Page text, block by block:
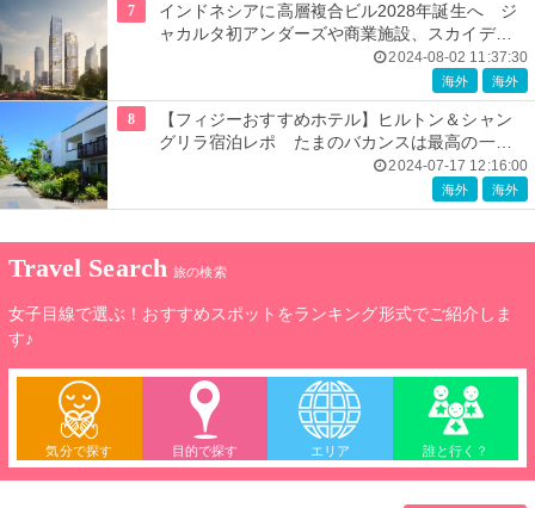
7
インドネシアに高層複合ビル2028年誕生へ ジ
ャカルタ初アンダーズや商業施設、スカイデッ
2024-08-02 11:37:30
海外 海外
8
【フィジーおすすめホテル】ヒルトン＆シャン
グリラ宿泊レポ たまのバカンスは最高の一軒
2024-07-17 12:16:00
海外 海外
Travel Search 旅の検索
女子目線で選ぶ！おすすめスポットをランキング形式でご紹介しま
す♪
気分で探す 目的で探す エリア 誰と行く？